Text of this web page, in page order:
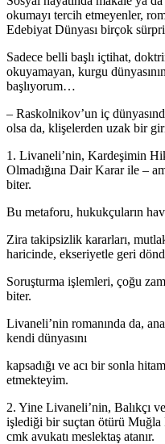
okumayı tercih etmeyenler,
Edebiyat Dünyası birçok
Sadece belli başlı içtihat,
okuyamayan, kurgu
başlıyorum…
– Raskolnikov’un iç
olsa da, klişelerden uzak bir
1. Livaneli’nin, Kardeşimin
Olmadığına Dair Karar ile –
biter.
Bu metaforu, hukukçuların
Zira takipsizlik kararları,
haricinde, ekseriyetle geri
Soruşturma işlemleri, çoğu
biter.
Livaneli’nin romanında da,
kendi dünyasını
kapsadığı ve acı bir sonla
etmekteyim.
2. Yine Livaneli’nin, Balıkçı
işlediği bir suçtan ötürü Muğla
cmk avukatı meslektaş atanır.